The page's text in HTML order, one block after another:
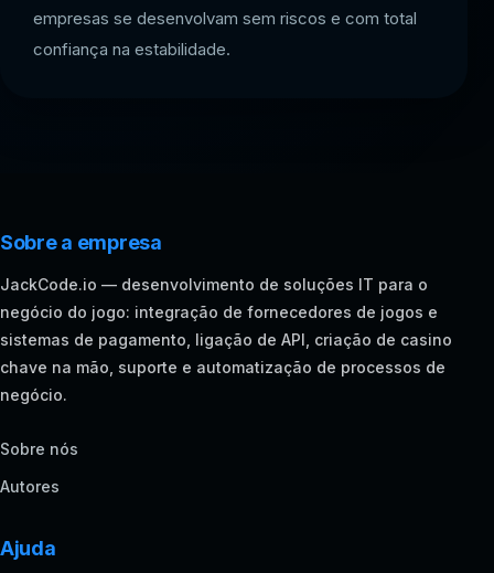
empresas se desenvolvam sem riscos e com total
confiança na estabilidade.
Sobre a empresa
JackCode.io — desenvolvimento de soluções IT para o
negócio do jogo: integração de fornecedores de jogos e
sistemas de pagamento, ligação de API, criação de casino
chave na mão, suporte e automatização de processos de
negócio.
Sobre nós
Autores
Ajuda